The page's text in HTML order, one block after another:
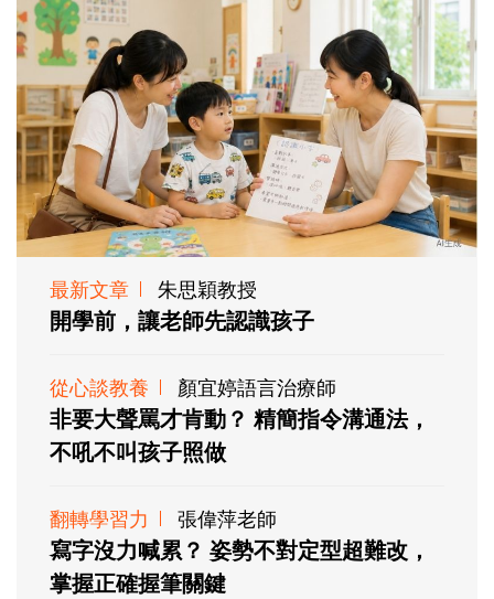
最新文章 朱思穎教授
開學前，讓老師先認識孩子
從心談教養 顏宜婷語言治療師
非要大聲罵才肯動？ 精簡指令溝通法，
不吼不叫孩子照做
翻轉學習力 張偉萍老師
寫字沒力喊累？ 姿勢不對定型超難改，
掌握正確握筆關鍵